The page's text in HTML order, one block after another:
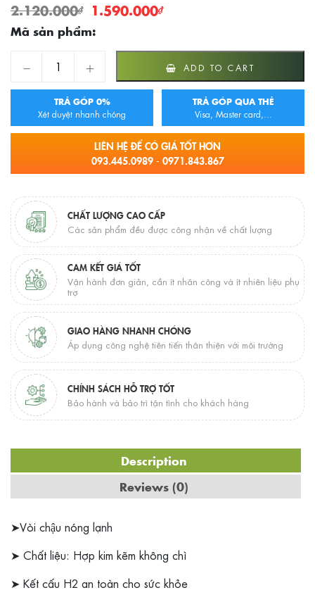
2.120.000₫ 1.590.000₫
Mã sản phẩm:
32676-739/HBS-Z Vòi Lavabo Rửa Tay Nóng Lạnh Jomoo
ADD TO CART
TRẢ GÓP 0%
Xét duyệt nhanh chóng
TRẢ GÓP QUA THẺ
Visa, Master card,...
LIÊN HỆ ĐỂ CÓ GIÁ TỐT HƠN
093.445.0989 - 0971.843.867
CHẤT LƯỢNG CAO CẤP
Các sản phẩm đều được công nhận về chất lượng
CAM KẾT GIÁ TỐT
Vận hành đơn giản, cần ít nhân công và ít nhiên liệu phụ
trợ
GIAO HÀNG NHANH CHÓNG
Áp dụng công nghệ tiên tiến thân thiện với môi trường
CHÍNH SÁCH HỖ TRỢ TỐT
Bảo hành và bảo trì tận tình cho khách hàng
Description
Reviews (0)
➤Vòi chậu nóng lạnh
➤ Chất liệu: Hợp kim kẽm không chì
➤ Kết cấu H2 an toàn cho sức khỏe